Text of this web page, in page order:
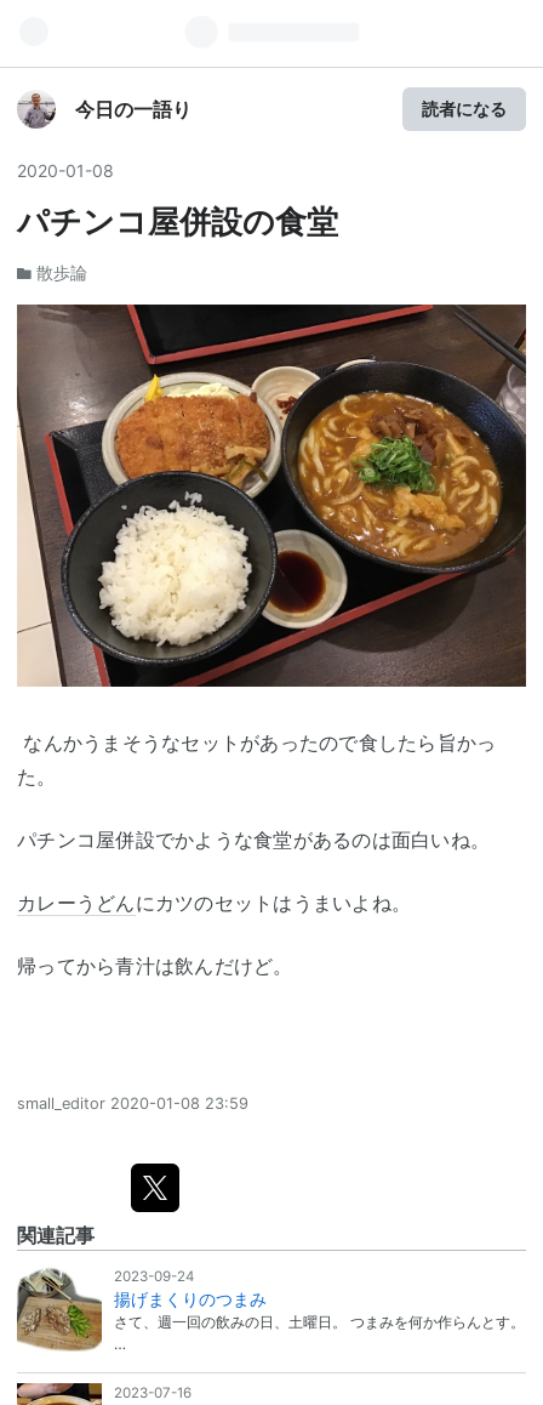
今日の一語り 読者になる
2020-01-08
パチンコ屋併設の食堂
散歩論
なんかうまそうなセットがあったので食したら旨かっ
た。
パチンコ屋併設でかような食堂があるのは面白いね。
カレーうどんにカツのセットはうまいよね。
帰ってから青汁は飲んだけど。
small_editor 2020-01-08 23:59
関連記事
2023-09-24
揚げまくりのつまみ
さて、週一回の飲みの日、土曜日。 つまみを何か作らんとす。
…
2023-07-16